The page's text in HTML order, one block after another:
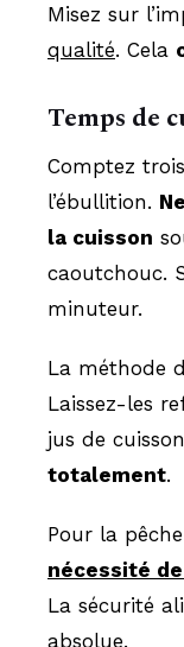
Misez sur
qualité. Cela
Temps de
Comptez
l’ébullition.
la cuisson
caoutchouc.
minuteur.
La méthode
Laissez-les
jus de
totalement.
Pour la
nécessité
La sécurité
absolue.